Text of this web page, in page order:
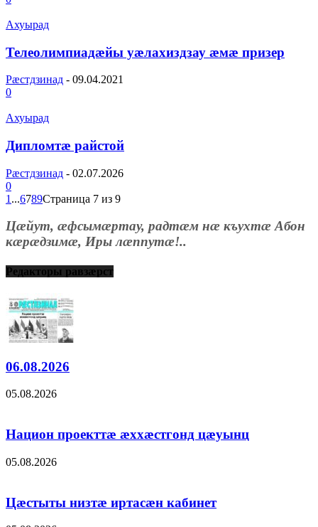
Ахуырад
Телеолимпиадæйы уæлахиздзау æмæ призер
Рæстдзинад - 09.04.2021
0
Ахуырад
Дипломтæ райстой
Рæстдзинад - 02.07.2026
0
1 ...6789Страница 7 из 9
Цæйут, æфсымæртау, радтæм нæ къухтæ Абон
кæрæдзимæ, Иры лæппутæ!..
Редакторы равзæрст
06.08.2026
05.08.2026
Национ проекттæ æххæстгонд цæуынц
05.08.2026
Цæстыты низтæ иртасæн кабинет